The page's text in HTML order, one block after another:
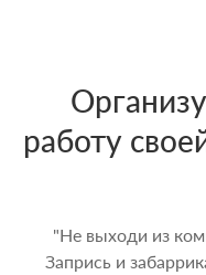
работу
"Не выходи из
Запрись и